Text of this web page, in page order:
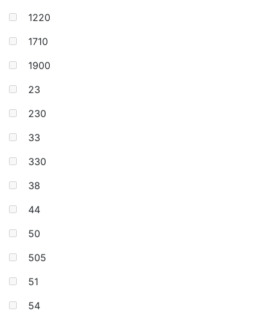
1220
1710
1900
23
230
33
330
38
44
50
505
51
54